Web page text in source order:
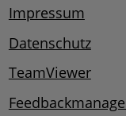
Impressum
Datenschutz
TeamViewer